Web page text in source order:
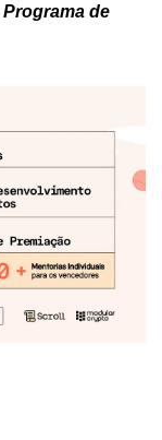
Programa de